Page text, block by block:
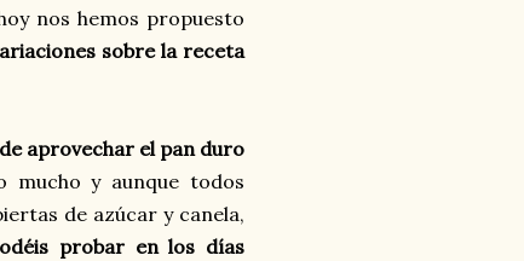
nos hemos propuesto
sobre la receta
aprovechar el pan duro
mucho y aunque todos
de azúcar y canela,
probar en los días